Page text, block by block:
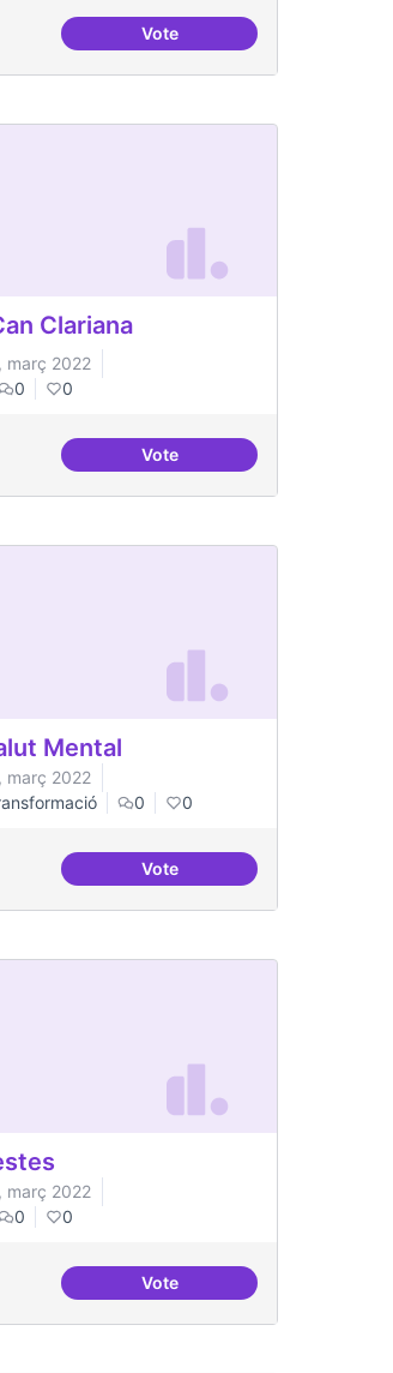
VoteMillorar la comunicació del
Clariana
març 2022
0 0
VoteAniversari de Can Clariana
Mental
març 2022
0 0
VoteJornades de Salut Mental
març 2022
0 0
VoteComissió de Festes